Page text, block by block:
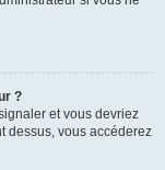
?
et vous devriez
dessus, vous accéderez